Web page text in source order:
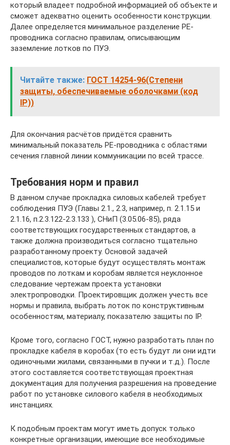
который владеет подробной информацией об объекте и
сможет адекватно оценить особенности конструкции.
Далее определяется минимальное разделение РЕ-
проводника согласно правилам, описывающим
заземление лотков по ПУЭ.
Читайте также: ГОСТ 14254-96(Степени
защиты, обеспечиваемые оболочками (код
IP))
Для окончания расчётов придётся сравнить
минимальный показатель РЕ-проводника с областями
сечения главной линии коммуникации по всей трассе.
Требования норм и правил
В данном случае прокладка силовых кабелей требует
соблюдения ПУЭ (Главы 2.1., 2.3, например, п. 2.1.15 и
2.1.16, п.2.3.122-2.3.133 ), СНиП (3.05.06-85), ряда
соответствующих государственных стандартов, а
также должна производиться согласно тщательно
разработанному проекту. Основой задачей
специалистов, которые будут осуществлять монтаж
проводов по лоткам и коробам является неуклонное
следование чертежам проекта установки
электропроводки. Проектировщик должен учесть все
нормы и правила, выбрать лоток по конструктивным
особенностям, материалу, показателю защиты по IP.
Кроме того, согласно ГОСТ, нужно разработать план по
прокладке кабеля в коробах (то есть будут ли они идти
одиночными жилами, связанными в пучки и т.д.). После
этого составляется соответствующая проектная
документация для получения разрешения на проведение
работ по установке силового кабеля в необходимых
инстанциях.
К подобным проектам могут иметь допуск только
конкретные организации, имеющие все необходимые